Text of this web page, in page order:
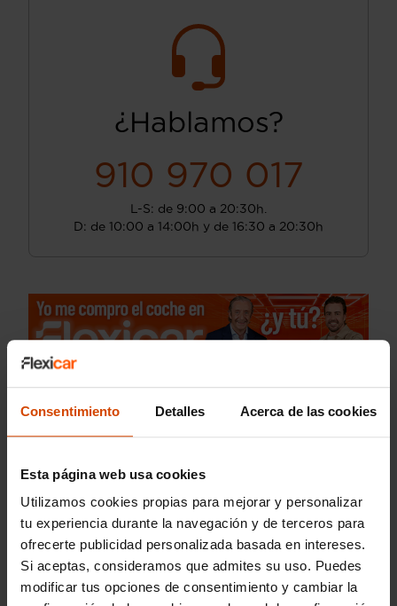
Consentimiento Detalles Acerca de las cookies
Esta página web usa cookies
Utilizamos cookies propias para mejorar y personalizar
tu experiencia durante la navegación y de terceros para
ofrecerte publicidad personalizada basada en intereses.
Si aceptas, consideramos que admites su uso. Puedes
modificar tus opciones de consentimiento y cambiar la
¿Hablamos?
910 970 017
L-S: de 9:00 a 20:30h.
D: de 10:00 a 14:00h y de 16:30 a 20:30h